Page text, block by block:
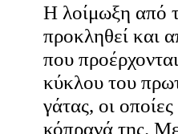
Η λοίμωξη από
προκληθεί και
που
κύκλου του
γάτας, οι
κόπρανά της.